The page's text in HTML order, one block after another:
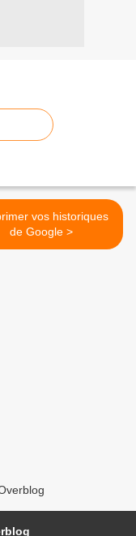
vos historiques
de Google >